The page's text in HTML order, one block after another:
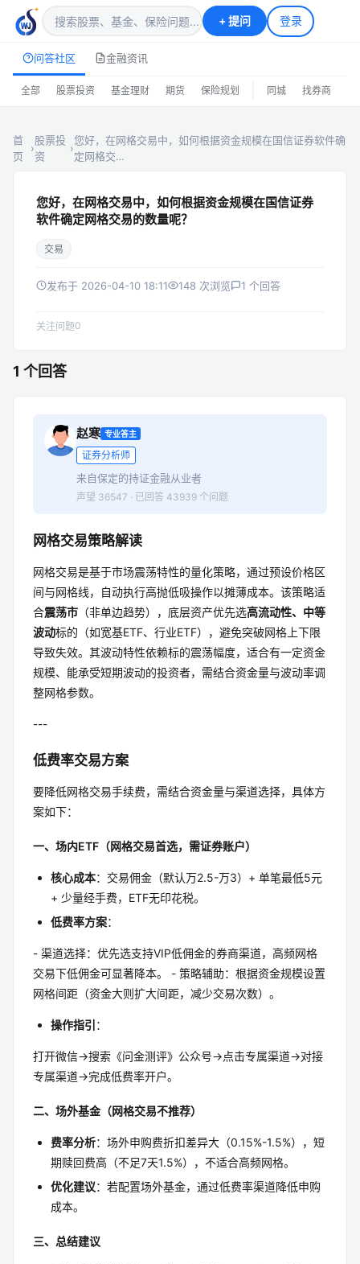
+提问 登录
问答社区 金融资讯
全部 股票投资 基金理财 期货 保险规划 同城 找券商
首
页
›
股票投
资
›
您好，在网格交易中，如何根据资金规模在国信证券软件确
定网格交…
您好，在网格交易中，如何根据资金规模在国信证券
软件确定网格交易的数量呢？
交易
发布于 2026-04-10 18:11 148 次浏览 1 个回答
关注问题0
1 个回答
赵寒 专业答主
证券分析师
来自保定的持证金融从业者
声望 36547 · 已回答 43939 个问题
网格交易策略解读
网格交易是基于市场震荡特性的量化策略，通过预设价格区
间与网格线，自动执行高抛低吸操作以摊薄成本。该策略适
合震荡市 （非单边趋势），底层资产优先选高流动性、中等
波动标的（如宽基ETF、行业ETF），避免突破网格上下限
导致失效。其波动特性依赖标的震荡幅度，适合有一定资金
规模、能承受短期波动的投资者，需结合资金量与波动率调
整网格参数。
---
低费率交易方案
要降低网格交易手续费，需结合资金量与渠道选择，具体方
案如下：
一、场内ETF（网格交易首选，需证券账户）
核心成本：交易佣金（默认万2.5-万3）+ 单笔最低5元
+ 少量经手费，ETF无印花税。
低费率方案：
- 渠道选择：优先选支持VIP低佣金的券商渠道，高频网格
交易下低佣金可显著降本。 - 策略辅助：根据资金规模设置
网格间距（资金大则扩大间距，减少交易次数）。
操作指引 ：
打开微信→搜索《问金测评》公众号→点击专属渠道→对接
专属渠道→完成低费率开户。
二、场外基金（网格交易不推荐）
费率分析：场外申购费折扣差异大（0.15%-1.5%），短
期赎回费高（不足7天1.5%），不适合高频网格。
优化建议：若配置场外基金，通过低费率渠道降低申购
成本。
三、总结建议